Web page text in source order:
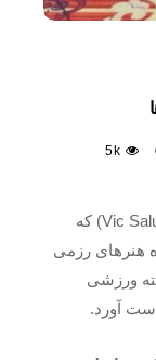
5k
ویکتوریو سالودار (Vic Saludar) که
هنرهای رزمی
ورزشی
آورد.